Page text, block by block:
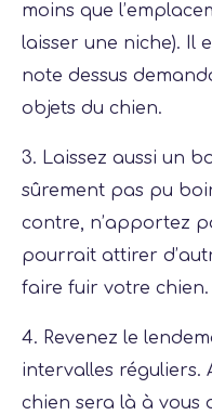
moins que
laisser une niche). Il
note dessus
objets du chien.
3. Laissez aussi un
sûrement pas pu
contre, n’apportez
pourrait attirer
faire fuir votre chien.
4. Revenez le
intervalles réguliers.
chien sera là à vous